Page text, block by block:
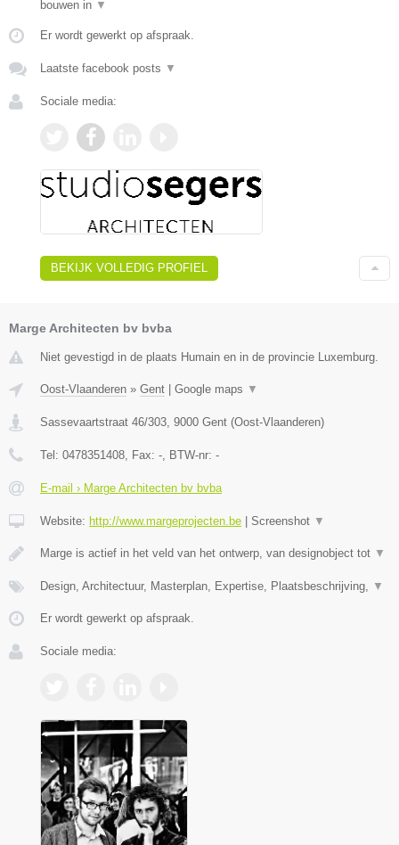
bouwen in ▼
Er wordt gewerkt op afspraak.
Laatste facebook posts ▼
Sociale media:
BEKIJK VOLLEDIG PROFIEL
Marge Architecten bv bvba
Niet gevestigd in de plaats Humain en in de provincie Luxemburg.
Oost-Vlaanderen » Gent | Google maps ▼
Sassevaartstraat 46/303 9000 Gent (Oost-Vlaanderen)
Tel: 0478351408 , Fax: - , BTW-nr: -
E-mail › Marge Architecten bv bvba
Website: http://www.margeprojecten.be | Screenshot ▼
Marge is actief in het veld van het ontwerp, van designobject tot ▼
Design, Architectuur, Masterplan, Expertise, Plaatsbeschrijving, ▼
Er wordt gewerkt op afspraak.
Sociale media: